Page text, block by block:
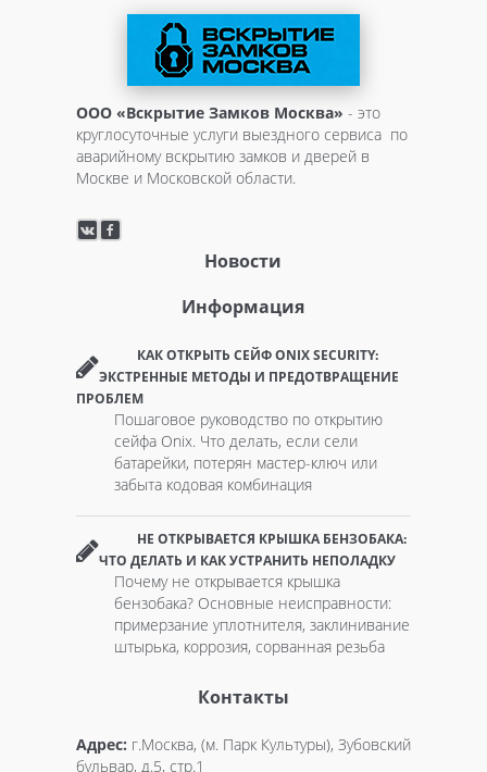
ООО «Вскрытие Замков Москва» - это
круглосуточные услуги выездного сервиса по
аварийному вскрытию замков и дверей в
Москве и Московской области.
Новости
Информация
КАК ОТКРЫТЬ СЕЙФ ONIX SECURITY:
ЭКСТРЕННЫЕ МЕТОДЫ И ПРЕДОТВРАЩЕНИЕ
ПРОБЛЕМ
Пошаговое руководство по открытию
сейфа Onix. Что делать, если сели
батарейки, потерян мастер-ключ или
забыта кодовая комбинация
НЕ ОТКРЫВАЕТСЯ КРЫШКА БЕНЗОБАКА:
ЧТО ДЕЛАТЬ И КАК УСТРАНИТЬ НЕПОЛАДКУ
Почему не открывается крышка
бензобака? Основные неисправности:
примерзание уплотнителя, заклинивание
штырька, коррозия, сорванная резьба
Контакты
Адрес: г.Москва, (м. Парк Культуры), Зубовский
бульвар, д.5, стр.1